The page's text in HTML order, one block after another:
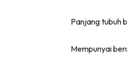
Panjang tubuh
Mempunyai